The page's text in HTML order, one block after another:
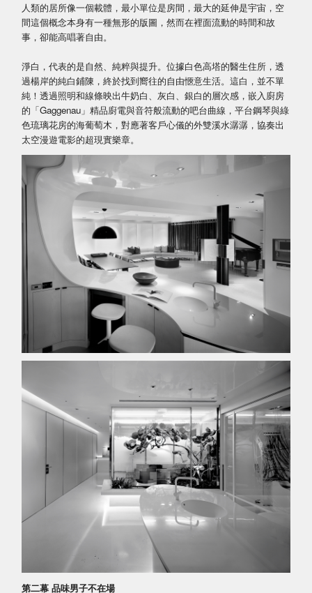
人類的居所像一個載體，最小單位是房間，最大的延伸是宇宙，空
間這個概念本身有一種無形的版圖，然而在裡面流動的時間和故
事，卻能高唱著自由。
淨白，代表的是自然、純粹與提升。位據白色高塔的醫生住所，透
過楊岸的純白鋪陳，終於找到嚮往的自由愜意生活。這白，並不單
純！透過照明和線條映出牛奶白、灰白、銀白的層次感，嵌入廚房
的「Gaggenau」精品廚電與音符般流動的吧台曲線，平台鋼琴與綠
色琉璃花房的海葡萄木，對應著客戶心儀的外雙溪水潺潺，協奏出
太空漫遊電影的超現實樂章。
第二幕 品味男子不在場